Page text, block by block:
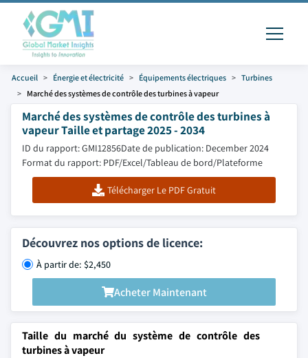
Accueil Énergie et électricité Équipements électriques
Turbines
Marché des systèmes de contrôle des turbines à vapeur
Marché des systèmes de contrôle des turbines à
vapeur Taille et partage 2025 - 2034
ID du rapport: GMI12856Date de publication: December 2024
Format du rapport: PDF/Excel/Tableau de bord/Plateforme
Télécharger Le PDF Gratuit
Découvrez nos options de licence:
À partir de: $2,450
Acheter Maintenant
Taille du marché du système de contrôle des
turbines à vapeur